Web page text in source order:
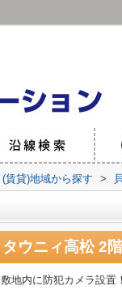
(賃貸)地域から探す >
タウニィ高松 2階
敷地内に防犯カメラ設置